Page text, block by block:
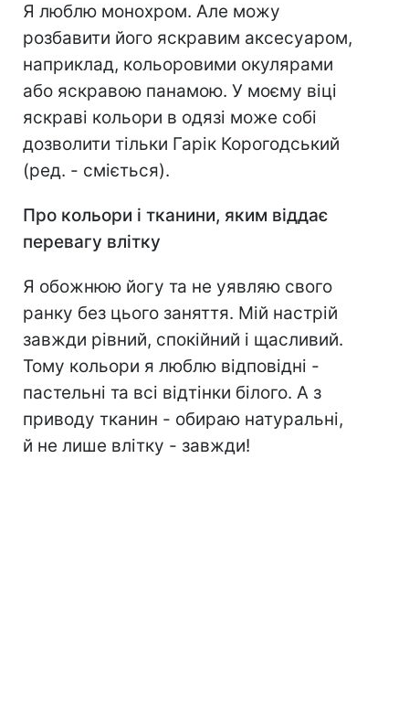
Я люблю монохром. Але можу
розбавити його яскравим аксесуаром,
наприклад, кольоровими окулярами
або яскравою панамою. У моєму віці
яскраві кольори в одязі може собі
дозволити тільки Гарік Корогодський
(ред. - сміється).
Про кольори і тканини, яким віддає
перевагу влітку
Я обожнюю йогу та не уявляю свого
ранку без цього заняття. Мій настрій
завжди рівний, спокійний і щасливий.
Тому кольори я люблю відповідні -
пастельні та всі відтінки білого. А з
приводу тканин - обираю натуральні,
й не лише влітку - завжди!